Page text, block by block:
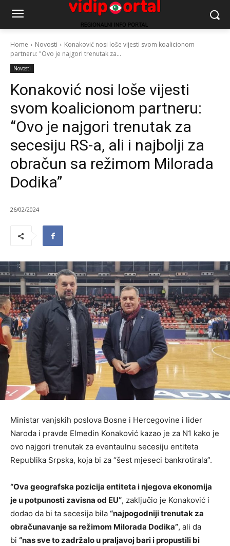
Home Novosti
Konaković nosi loše vijesti svom koalicionom
partneru: "Ovo je najgori trenutak za...
Novosti
Konaković nosi loše vijesti
svom koalicionom partneru:
“Ovo je najgori trenutak za
secesiju RS-a, ali i najbolji za
obračun sa režimom Milorada
Dodika”
26/02/2024
Ministar vanjskih poslova Bosne i Hercegovine i lider
Naroda i pravde Elmedin Konaković kazao je za N1 kako je
ovo najgori trenutak za eventaulnu secesiju entiteta
Republika Srpska, koja bi za “šest mjeseci bankrotirala”.
“Ova geografska pozicija entiteta i njegova ekonomija
je u potpunosti zavisna od EU”, zaključio je Konaković i
dodao da bi ta secesija bila “najpogodniji trenutak za
obračunavanje sa režimom Milorada Dodika”, ali da
bi “nas sve to zadržalo u praljavoj bari i propustili bi